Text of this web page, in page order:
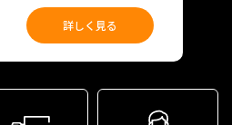
詳しく見る